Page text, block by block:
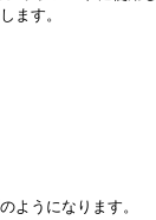
ます。
うになります。